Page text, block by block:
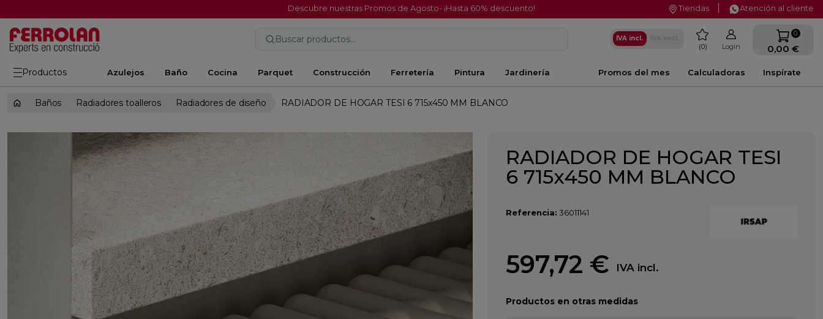
Descubre nuestras Promos de Agosto- ¡Hasta 60% descuento! Tiendas Atención al cliente
Buscar productos... IVA incl. favorite
0 Login
0
0,00 €
Productos Azulejos Baño Cocina Parquet Construcción Ferretería Pintura Jardinería Inspírate
Calculadoras
Promos del mes
Baños Radiadores toalleros Radiadores de diseño RADIADOR DE HOGAR TESI 6 715x450 MM BLANCO
RADIADOR DE HOGAR TESI
6 715x450 MM BLANCO
Referencia: 36011141
597,72 € IVA incl.
Productos en otras medidas